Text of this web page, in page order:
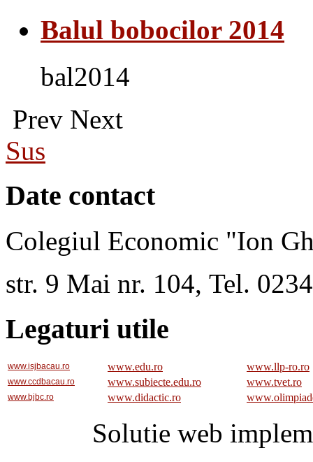
Balul bobocilor 2014
bal2014
Prev Next
Sus
Date contact
Colegiul Economic "Ion
str. 9 Mai nr. 104, Tel.
Legaturi utile
www.isjbacau.ro www.edu.ro www.llp-ro.ro
www.ccdbacau.ro www.subiecte.edu.ro www.tvet.ro
www.bjbc.ro www.didactic.ro
Solutie web